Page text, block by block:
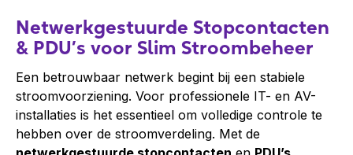
Netwerkgestuurde Stopcontacten
& PDU’s voor Slim Stroombeheer
Een betrouwbaar netwerk begint bij een stabiele
stroomvoorziening. Voor professionele IT- en AV-
installaties is het essentieel om volledige controle te
hebben over de stroomverdeling. Met de